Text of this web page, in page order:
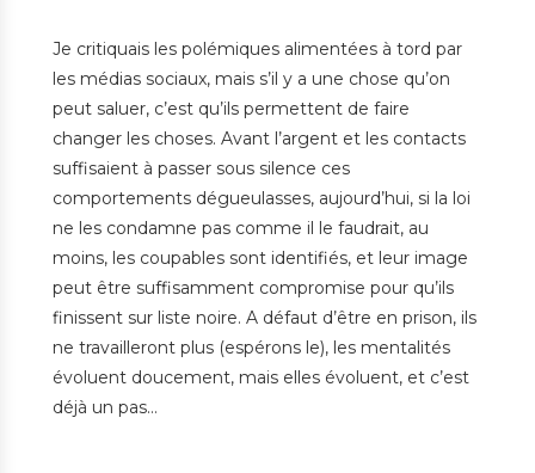
Je critiquais les polémiques alimentées à tord par
les médias sociaux, mais s’il y a une chose qu’on
peut saluer, c’est qu’ils permettent de faire
changer les choses. Avant l’argent et les contacts
suffisaient à passer sous silence ces
comportements dégueulasses, aujourd’hui, si la loi
ne les condamne pas comme il le faudrait, au
moins, les coupables sont identifiés, et leur image
peut être suffisamment compromise pour qu’ils
finissent sur liste noire. A défaut d’être en prison, ils
ne travailleront plus (espérons le), les mentalités
évoluent doucement, mais elles évoluent, et c’est
déjà un pas…